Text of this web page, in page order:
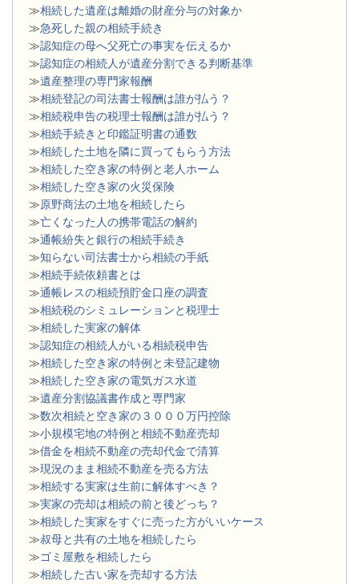
≫相続した遺産は離婚の財産分与の対象か
≫急死した親の相続手続き
≫認知症の母へ父死亡の事実を伝えるか
≫認知症の相続人が遺産分割できる判断基準
≫遺産整理の専門家報酬
≫相続登記の司法書士報酬は誰が払う？
≫相続税申告の税理士報酬は誰が払う？
≫相続手続きと印鑑証明書の通数
≫相続した土地を隣に買ってもらう方法
≫相続した空き家の特例と老人ホーム
≫相続した空き家の火災保険
≫原野商法の土地を相続したら
≫亡くなった人の携帯電話の解約
≫通帳紛失と銀行の相続手続き
≫知らない司法書士から相続の手紙
≫相続手続依頼書とは
≫通帳レスの相続預貯金口座の調査
≫相続税のシミュレーションと税理士
≫相続した実家の解体
≫認知症の相続人がいる相続税申告
≫相続した空き家の特例と未登記建物
≫相続した空き家の電気ガス水道
≫遺産分割協議書作成と専門家
≫数次相続と空き家の３０００万円控除
≫小規模宅地の特例と相続不動産売却
≫借金を相続不動産の売却代金で清算
≫現況のまま相続不動産を売る方法
≫相続する実家は生前に解体すべき？
≫実家の売却は相続の前と後どっち？
≫相続した実家をすぐに売った方がいいケース
≫叔母と共有の土地を相続したら
≫ゴミ屋敷を相続したら
≫相続した古い家を売却する方法